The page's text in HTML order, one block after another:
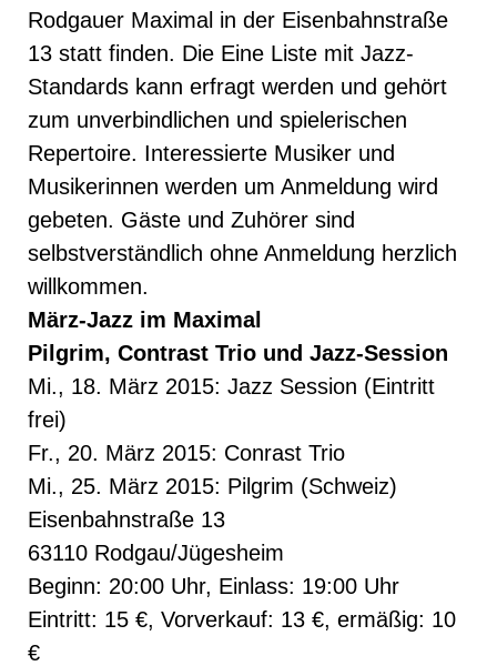
Rodgauer Maximal in der Eisenbahnstraße
13 statt finden. Die Eine Liste mit Jazz-
Standards kann erfragt werden und gehört
zum unverbindlichen und spielerischen
Repertoire. Interessierte Musiker und
Musikerinnen werden um Anmeldung wird
gebeten. Gäste und Zuhörer sind
selbstverständlich ohne Anmeldung herzlich
willkommen.
März-Jazz im Maximal
Pilgrim, Contrast Trio und Jazz-Session
Mi., 18. März 2015: Jazz Session (Eintritt
frei)
Fr., 20. März 2015: Conrast Trio
Mi., 25. März 2015: Pilgrim (Schweiz)
Eisenbahnstraße 13
63110 Rodgau/Jügesheim
Beginn: 20:00 Uhr, Einlass: 19:00 Uhr
Eintritt: 15 €, Vorverkauf: 13 €, ermäßig: 10
€